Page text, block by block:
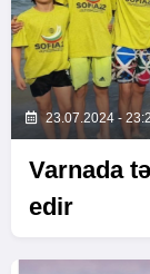
23.07.2024 -
Varnada
edir